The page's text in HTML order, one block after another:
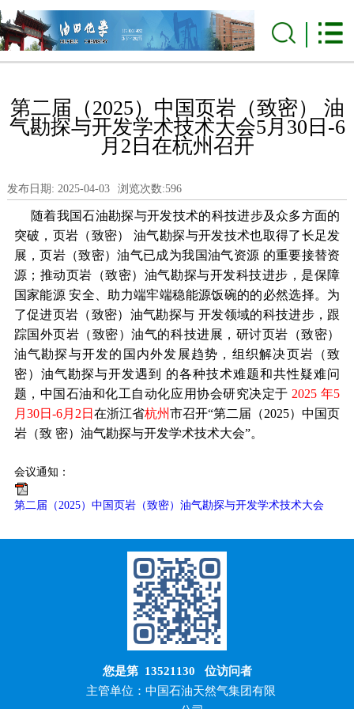
第二届（2025）中国页岩（致密） 油
气勘探与开发学术技术大会5月30日-6
月2日在杭州召开
发布日期: 2025-04-03 浏览次数:596
随着我国石油勘探与开发技术的科技进步及众多方面的
突破，页岩（致密） 油气勘探与开发技术也取得了长足发
展，页岩（致密）油气已成为我国油气资源 的重要接替资
源；推动页岩（致密）油气勘探与开发科技进步，是保障
国家能源 安全、助力端牢端稳能源饭碗的的必然选择。为
了促进页岩（致密）油气勘探与 开发领域的科技进步，跟
踪国外页岩（致密）油气的科技进展，研讨页岩（致密）
油气勘探与开发的国内外发展趋势，组织解决页岩（致
密）油气勘探与开发遇到 的各种技术难题和共性疑难问
题，中国石油和化工自动化应用协会研究决定于 2025 年5
月30日-6月2日 在浙江省杭州市召开“第二届（2025）中国页
岩（致 密）油气勘探与开发学术技术大会”。
会议通知：
第二届（2025）中国页岩（致密）油气勘探与开发学术技术大会
您是第 13521130 位访问者
主管单位：中国石油天然气集团有限